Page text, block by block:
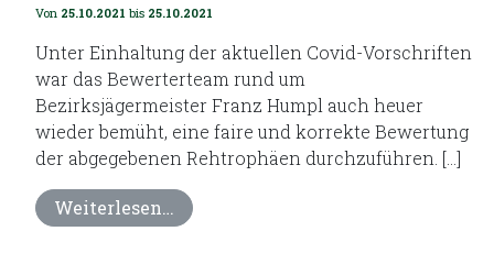
Von 25.10.2021 bis 25.10.2021
Unter Einhaltung der aktuellen Covid-Vorschriften
war das Bewerterteam rund um
Bezirksjägermeister Franz Humpl auch heuer
wieder bemüht, eine faire und korrekte Bewertung
der abgegebenen Rehtrophäen durchzuführen. […]
Weiterlesen…